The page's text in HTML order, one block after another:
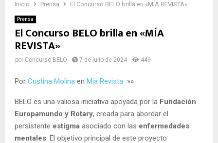
Inicio Prensa El Concurso BELO brilla en «MÍA REVISTA»
Prensa
El Concurso BELO brilla en «MÍA
REVISTA»
por Concurso BELO 7 de julio de 2024 449
Por Cristina Molina en Mía Revista »»
BELO es una valiosa iniciativa apoyada por la Fundación
Europamundo y Rotary, creada para abordar el
persistente estigma asociado con las enfermedades
mentales . El objetivo principal de este proyecto